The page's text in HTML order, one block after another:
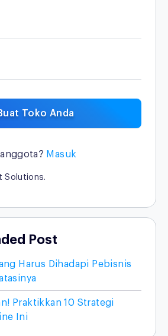
Toko Anda
Masuk
Post
Harus Dihadapi Pebisnis
Praktikkan 10 Strategi
Ini